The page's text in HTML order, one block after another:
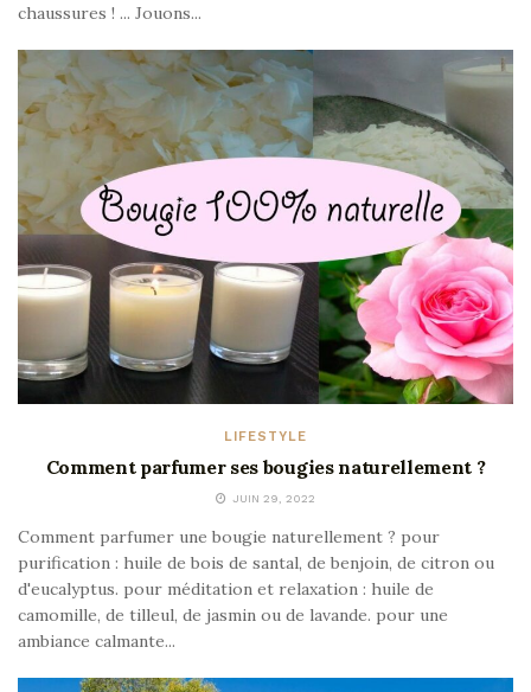
chaussures ! ... Jouons...
LIFESTYLE
Comment parfumer ses bougies naturellement ?
JUIN 29, 2022
Comment parfumer une bougie naturellement ? pour
purification : huile de bois de santal, de benjoin, de citron ou
d'eucalyptus. pour méditation et relaxation : huile de
camomille, de tilleul, de jasmin ou de lavande. pour une
ambiance calmante...